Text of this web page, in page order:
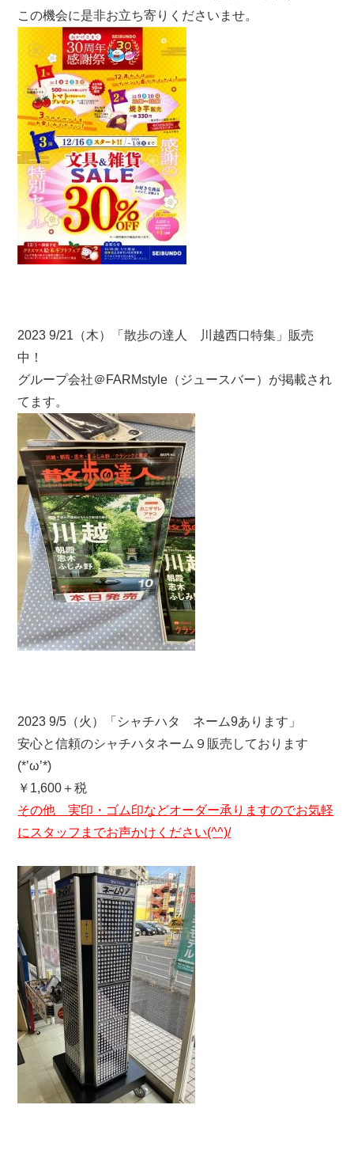
この機会に是非お立ち寄りくださいませ。
2023 9/21（木）「散歩の達人 川越西口特集」販売
中！
グループ会社＠FARMstyle（ジュースバー）が掲載され
てます。
2023 9/5（火）「シャチハタ ネーム9あります」
安心と信頼のシャチハタネーム９販売しております
(*’ω’*)
￥1,600＋税
その他 実印・ゴム印などオーダー承りますのでお気軽
にスタッフまでお声かけください(^^)/